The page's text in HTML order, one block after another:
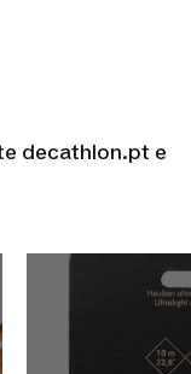
decathlon.pt e